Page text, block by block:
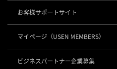
事業所一覧
店舗DX
USENセルフレジ
USENレジTAB HEALTHCARE
USEN ハンディ
USEN Mobile Order
USEN Tablet Order
キャッシュレス決済
USEN PAY
KettyBot Pro（配膳）
集客・予約
お客様サポートサイト
マイページ （USEN MEMBERS）
ビジネスパートナー企業募集